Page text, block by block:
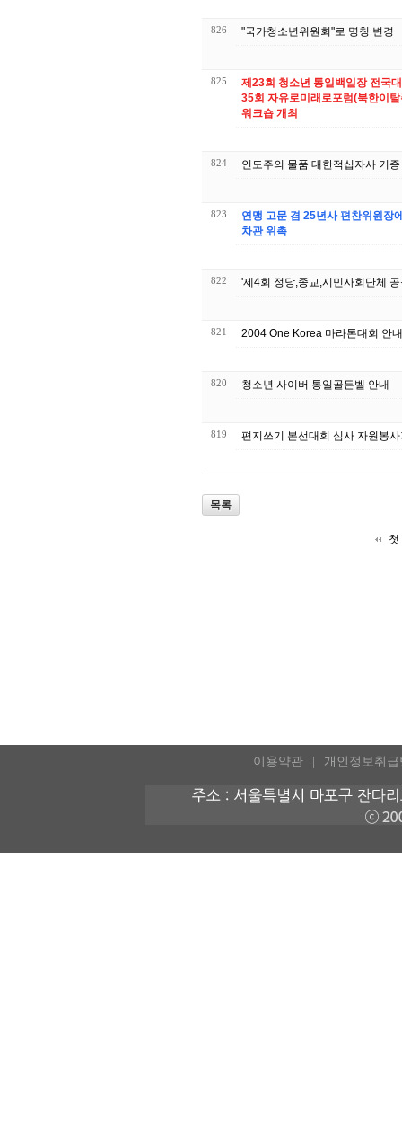
826 "국가청소년위원회"로 명칭 변경
825
제23회 청소년 통일백일장 전국
35회 자유로미래로포럼(북한이
워크숍 개최
824 인도주의 물품 대한적십자사 기증
823
연맹 고문 겸 25년사 편찬위원장
차관 위촉
822 '제4회 정당,종교,시민사회단체
821 2004 One Korea 마라톤대회 안내
820 청소년 사이버 통일골든벨 안내
819 편지쓰기 본선대회 심사 자원봉
목록
첫
이용약관 개인정보취급